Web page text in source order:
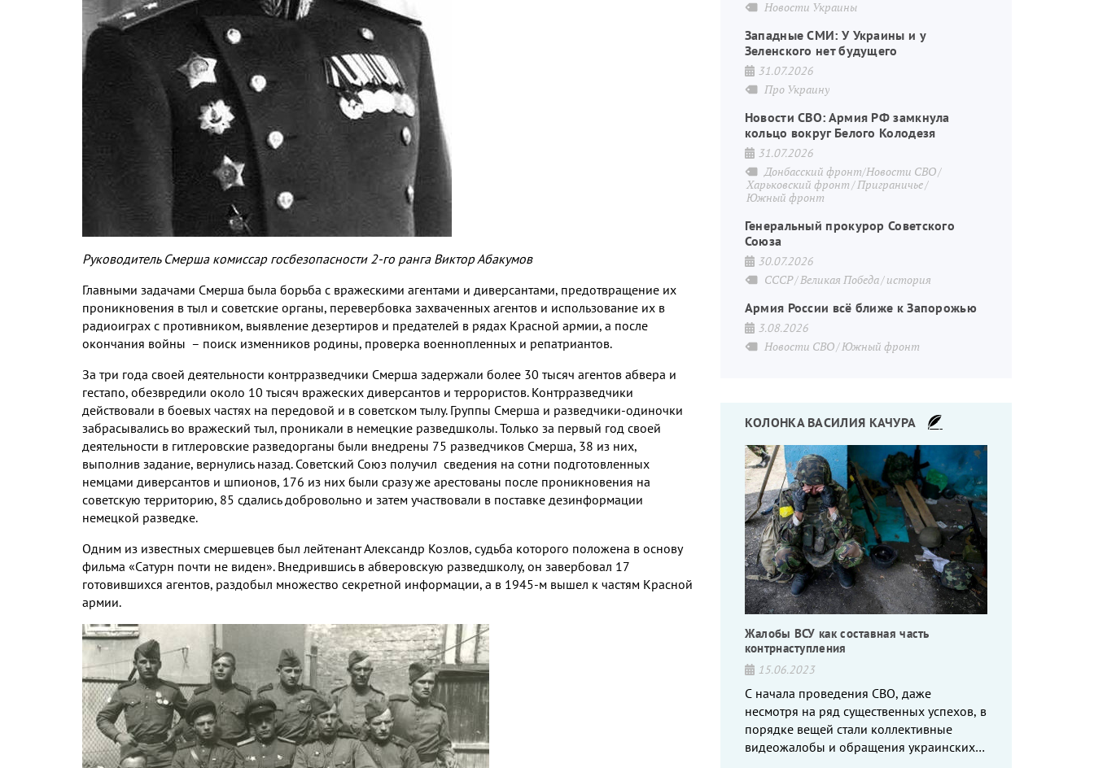
Руководитель Смерша комиссар госбезопасности 2-го ранга Виктор Абакумов
Главными задачами Смерша была борьба с вражескими агентами и диверсантами, предотвращение их
проникновения в тыл и советские органы, перевербовка захваченных агентов и использование их в
радиоиграх с противником, выявление дезертиров и предателей в рядах Красной армии, а после
окончания войны – поиск изменников родины, проверка военнопленных и репатриантов.
За три года своей деятельности контрразведчики Смерша задержали более 30 тысяч агентов абвера и
гестапо, обезвредили около 10 тысяч вражеских диверсантов и террористов. Контрразведчики
действовали в боевых частях на передовой и в советском тылу. Группы Смерша и разведчики-одиночки
забрасывались во вражеский тыл, проникали в немецкие разведшколы. Только за первый год своей
деятельности в гитлеровские разведорганы были внедрены 75 разведчиков Смерша, 38 из них,
выполнив задание, вернулись назад. Советский Союз получил сведения на сотни подготовленных
немцами диверсантов и шпионов, 176 из них были сразу же арестованы после проникновения на
советскую территорию, 85 сдались добровольно и затем участвовали в поставке дезинформации
немецкой разведке.
Одним из известных смершевцев был лейтенант Александр Козлов, судьба которого положена в основу
фильма «Сатурн почти не виден». Внедрившись в абверовскую разведшколу, он завербовал 17
готовившихся агентов, раздобыл множество секретной информации, а в 1945-м вышел к частям Красной
армии.
Новости Украины
Западные СМИ: У Украины и у
Зеленского нет будущего
31.07.2026
Про Украину
Новости СВО: Армия РФ замкнула
кольцо вокруг Белого Колодезя
31.07.2026
Донбасский фронт/Новости СВО
Харьковский фронт Приграничье
Южный фронт
Генеральный прокурор Советского
Союза
30.07.2026
СССР Великая Победа история
Армия России всё ближе к Запорожью
3.08.2026
Новости СВО Южный фронт
КОЛОНКА ВАСИЛИЯ КАЧУРА
Жалобы ВСУ как составная часть
контрнаступления
15.06.2023
С начала проведения СВО, даже
несмотря на ряд существенных успехов, в
порядке вещей стали коллективные
видеожалобы и обращения украинских